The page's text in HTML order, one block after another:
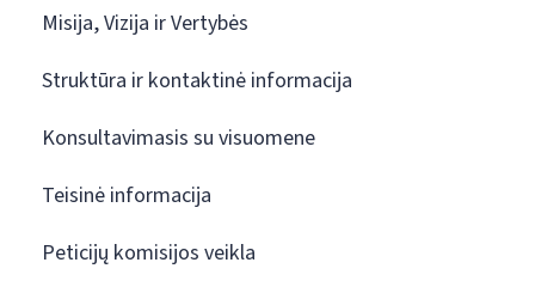
Misija, Vizija ir Vertybės
Struktūra ir kontaktinė informacija
Konsultavimasis su visuomene
Teisinė informacija
Peticijų komisijos veikla